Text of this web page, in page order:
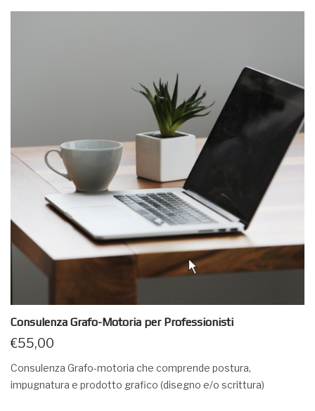
Consulenza Grafo-Motoria per Professionisti
€55,00
Consulenza Grafo-motoria che comprende postura,
impugnatura e prodotto grafico (disegno e/o scrittura)